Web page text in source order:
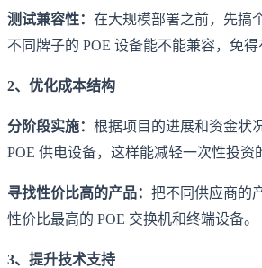
测试兼容性： 在大规模部署之前，先搞
不同牌子的 POE 设备能不能兼容，免得
2、优化成本结构
分阶段实施： 根据项目的进展和资金状
POE 供电设备，这样能减轻一次性投资
寻找性价比高的产品： 把不同供应商的
性价比最高的 POE 交换机和终端设备。
3、提升技术支持